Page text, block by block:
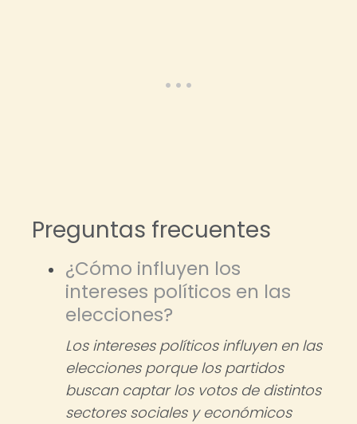
Preguntas frecuentes
¿Cómo influyen los
intereses políticos en las
elecciones?
Los intereses políticos influyen en las
elecciones porque los partidos
buscan captar los votos de distintos
sectores sociales y económicos